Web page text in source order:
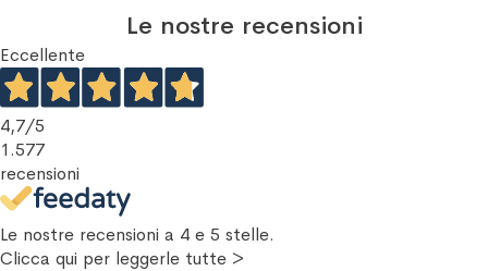
Le nostre recensioni
Eccellente
4,7/5
1.577
recensioni
Le nostre recensioni a 4 e 5 stelle.
Clicca qui per leggerle tutte >